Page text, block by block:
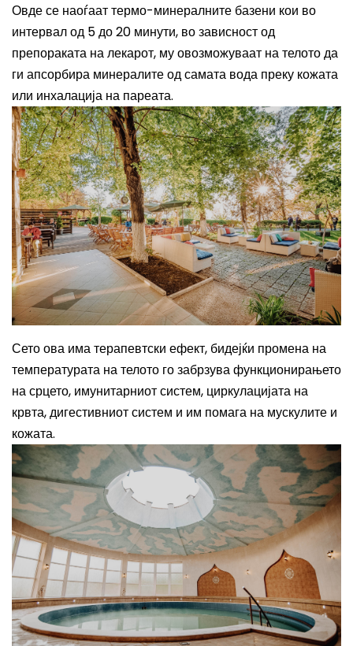
Овде се наоѓаат термо-минералните базени кои во
интервал од 5 до 20 минути, во зависност од
препораката на лекарот, му овозможуваат на телото да
ги апсорбира минералите од самата вода преку кожата
или инхалација на пареата.
Сето ова има терапевтски ефект, бидејќи промена на
температурата на телото го забрзува функционирањето
на срцето, имунитарниот систем, циркулацијата на
крвта, дигестивниот систем и им помага на мускулите и
кожата.